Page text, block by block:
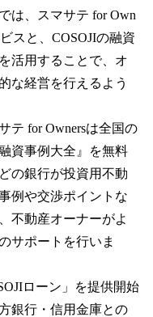
は、スマサテ for Own
スと、COSOJIの融資
活用することで、オ
な経営を行えるよう
テ for Ownersは全国の
資事例大全』を無料
の銀行が投資用不動
例や交渉ポイントな
不動産オーナーがよ
サポートを行いま
ローン」を提供開始
銀行・信用金庫との